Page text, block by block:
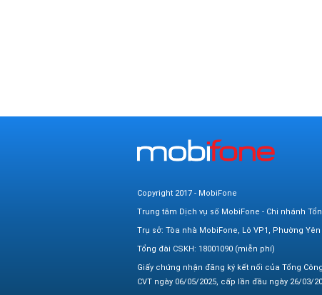
Copyright 2017 - MobiFone
Trung tâm Dịch vụ số MobiFone - Chi nhánh
Trụ sở: Tòa nhà MobiFone, Lô VP1, Phường
Tổng đài CSKH: 18001090 (miễn phí)
Giấy chứng nhận đăng ký kết nối của Tổng
CVT ngày 06/05/2025, cấp lần đầu ngày 26/03/